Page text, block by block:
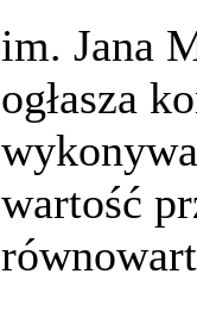
im. Jana
ogłasza
wartość